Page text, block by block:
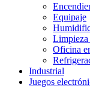
Equipaje
Limpieza
Oficina
Industrial
Juegos